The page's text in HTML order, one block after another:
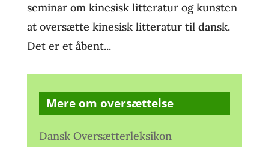
seminar om kinesisk litteratur og kunsten
at oversætte kinesisk litteratur til dansk.
Det er et åbent...
Mere om oversættelse
Dansk Oversætterleksikon